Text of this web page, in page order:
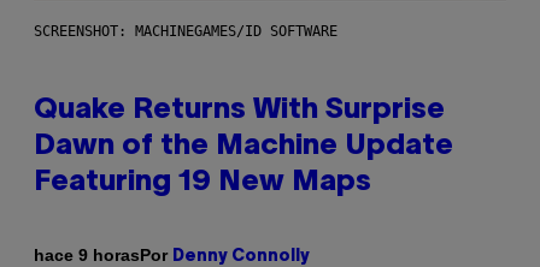
SCREENSHOT: MACHINEGAMES/ID SOFTWARE
Quake Returns With Surprise
Dawn of the Machine Update
Featuring 19 New Maps
hace 9 horasPor Denny Connolly